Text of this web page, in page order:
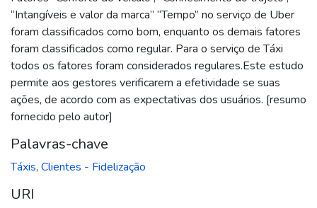
“Intangíveis e valor da marca” “Tempo” no serviço de Uber
foram classificados como bom, enquanto os demais fatores
foram classificados como regular. Para o serviço de Táxi
todos os fatores foram considerados regulares.Este estudo
permite aos gestores verificarem a efetividade se suas
ações, de acordo com as expectativas dos usuários. [resumo
fornecido pelo autor]
Palavras-chave
Táxis, Clientes - Fidelização
URI